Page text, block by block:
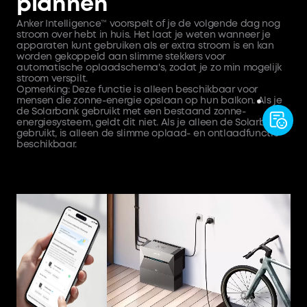
plannen
Anker Intelligence™ voorspelt of je de volgende dag nog
stroom over hebt in huis. Het laat je weten wanneer je
apparaten kunt gebruiken als er extra stroom is en kan
worden gekoppeld aan slimme stekkers voor
automatische oplaadschema's, zodat je zo min mogelijk
stroom verspilt.
Opmerking: Deze functie is alleen beschikbaar voor
mensen die zonne-energie opslaan op hun balkon. Als je
de Solarbank gebruikt met een bestaand zonne-
energiesysteem, geldt dit niet. Als je alleen de Solarbank
gebruikt, is alleen de slimme oplaad- en ontlaadfunctie
beschikbaar.